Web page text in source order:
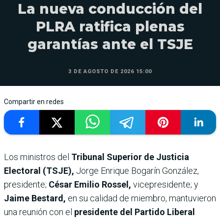
La nueva conducción del
PLRA ratifica plenas
garantías ante el TSJE
3 DE AGOSTO DE 2026 15:00
Compartir en redes
Los ministros del Tribunal Superior de Justicia
Electoral (TSJE), Jorge Enrique Bogarín González,
presidente; César Emilio Rossel, vicepresidente; y
Jaime Bestard, en su calidad de miembro, mantuvieron
una reunión con el presidente del Partido Liberal